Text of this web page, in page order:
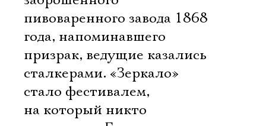
пивоваренного завода 1868
года, напоминавшего
призрак, ведущие казались
сталкерами. «Зеркало»
стало фестивалем,
на который никто